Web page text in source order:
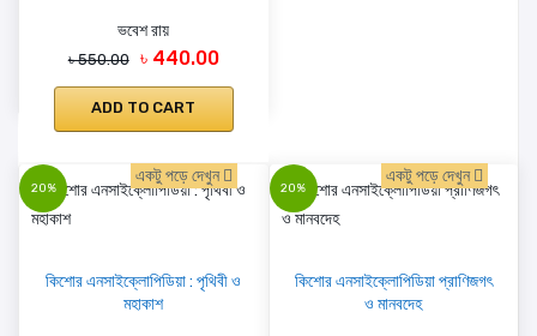
ভবেশ রায়
৳ 550.00 ৳ 440.00
ADD TO CART
20%
একটু পড়ে দেখুন
কিশোর এনসাইক্লোপিডিয়া : পৃথিবী ও
মহাকাশ
20%
একটু পড়ে দেখুন
কিশোর এনসাইক্লোপিডিয়া প্রাণিজগৎ
ও মানবদেহ